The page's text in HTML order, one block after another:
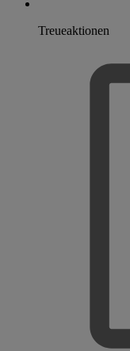
Treueaktionen